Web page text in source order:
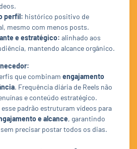
perfil: histórico positivo de
mesmo com menos posts.
e estratégico: alinhado aos
mantendo alcance orgânico.
que combinam engajamento
. Frequência diária de Reels não
e conteúdo estratégico.
padrão estruturam vídeos para
e alcance, garantindo
precisar postar todos os dias.